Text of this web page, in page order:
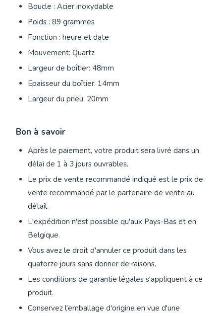
Boucle : Acier inoxydable
Poids : 89 grammes
Fonction : heure et date
Mouvement: Quartz
Largeur de boîtier: 48mm
Epaisseur du boîtier: 14mm
Largeur du pneu: 20mm
Bon à savoir
Après le paiement, votre produit sera livré dans un
délai de 1 à 3 jours ouvrables.
Le prix de vente recommandé indiqué est le prix de
vente recommandé par le partenaire de vente au
détail.
L'expédition n'est possible qu'aux Pays-Bas et en
Belgique.
Vous avez le droit d'annuler ce produit dans les
quatorze jours sans donner de raisons.
Les conditions de garantie légales s'appliquent à ce
produit.
Conservez l'emballage d'origine en vue d'une